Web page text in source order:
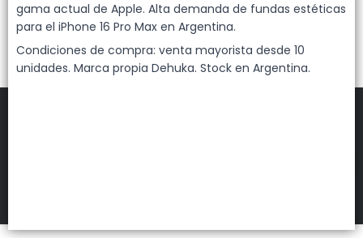
gama actual de Apple. Alta demanda de fundas estéticas
para el iPhone 16 Pro Max en Argentina.
Condiciones de compra: venta mayorista desde 10
unidades. Marca propia Dehuka. Stock en Argentina.